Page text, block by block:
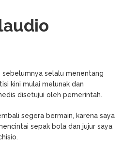
sebelumnya selalu menentang
kini mulai melunak dan
disetujui oleh pemerintah.
segera bermain, karena saya
sepak bola dan jujur saya